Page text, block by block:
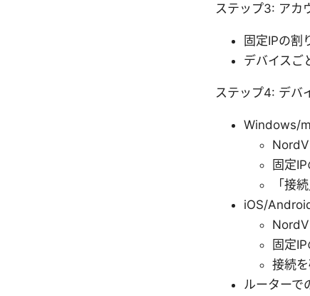
ステップ3: アカ
固定IPの割
デバイスご
ステップ4: デバ
Windows/
固定
「接
iOS/
固定
接続
ルーターで